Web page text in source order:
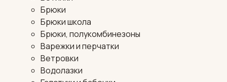
Брюки
Брюки школа
Брюки, полукомбинезоны
Варежки и перчатки
Ветровки
Водолазки